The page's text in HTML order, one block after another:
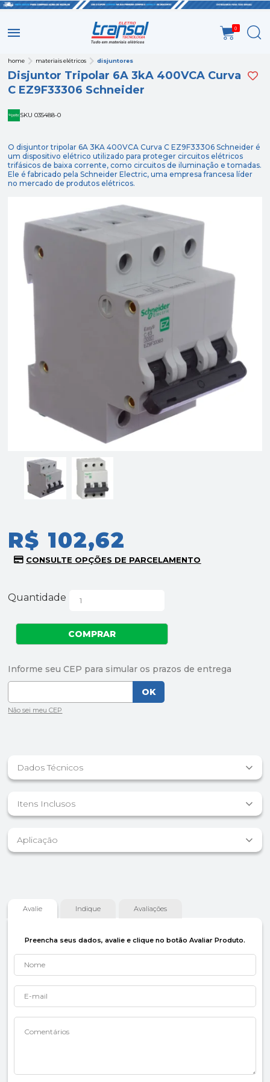
0
home materiais elétricos disjuntores
Disjuntor Tripolar 6A 3kA 400VCA Curva
C EZ9F33306 Schneider
SKU 035488-0
O disjuntor tripolar 6A 3KA 400VCA Curva C EZ9F33306 Schneider é
um dispositivo elétrico utilizado para proteger circuitos elétricos
trifásicos de baixa corrente, como circuitos de iluminação e tomadas.
Ele é fabricado pela Schneider Electric, uma empresa francesa líder
no mercado de produtos elétricos.
R$ 102,62
Quantidade
Dados Técnicos
Itens Inclusos
Aplicação
Avalie Indique Avaliações
Preencha seus dados, avalie e clique no botão Avaliar Produto.